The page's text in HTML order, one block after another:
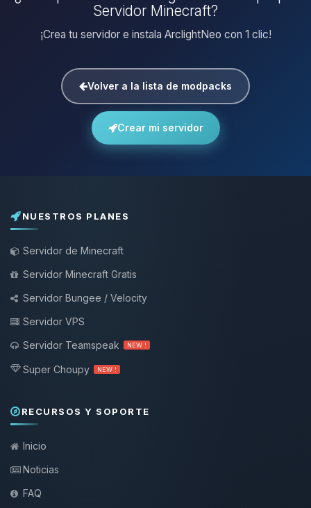
Servidor Minecraft?
¡Crea tu servidor e instala ArclightNeo con 1 clic!
Volver a la lista de modpacks
Crear mi servidor
NUESTROS PLANES
Servidor de Minecraft
Servidor Minecraft Gratis
Servidor Bungee / Velocity
Servidor VPS
Servidor Teamspeak
NEW !
Super Choupy NEW !
RECURSOS Y SOPORTE
Inicio
Noticias
FAQ